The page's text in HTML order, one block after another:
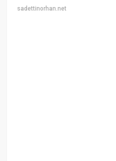
sadettinorhan.net